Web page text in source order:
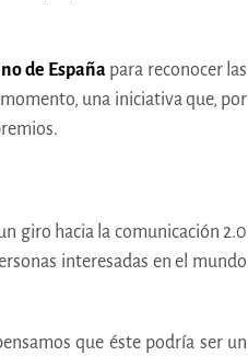
de España para reconocer las
una iniciativa que, por
giro hacia la comunicación 2.0
interesadas en el mundo
que éste podría ser un